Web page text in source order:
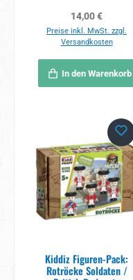
Regulärer Preis:
14,00 €
Preise inkl. MwSt. zzgl.
Versandkosten
In den Warenkorb
Kiddiz Figuren-Pack:
Rotröcke Soldaten /